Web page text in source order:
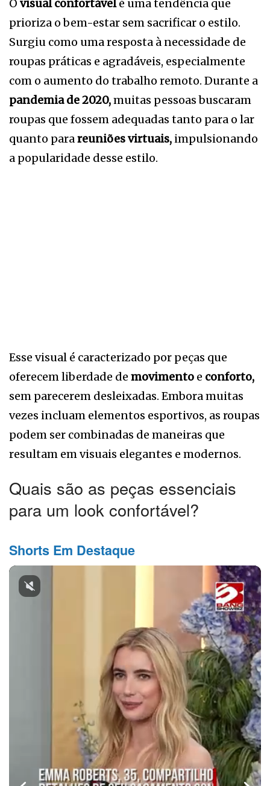
O visual confortávelé uma tendência que
prioriza o bem-estar sem sacrificar o estilo.
Surgiu como uma resposta à necessidade de
roupas práticas e agradáveis, especialmente
com o aumento do trabalho remoto. Durante a
pandemia de 2020,muitas pessoas buscaram
roupas que fossem adequadas tanto para o lar
quanto parareuniões virtuais, impulsionando
a popularidade desse estilo.
Esse visual é caracterizado por peças que
oferecem liberdade de movimento e conforto,
sem parecerem desleixadas. Embora muitas
vezes incluam elementos esportivos, as roupas
podem ser combinadas de maneiras que
resultam em visuais elegantes e modernos.
Quais são as peças essenciais
para um look confortável?
Shorts Em Destaque